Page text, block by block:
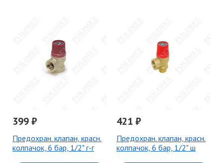
399 ₽
Предохран. клапан, красн.
колпачок, 6 бар, 1/2" г-г
421 ₽
Предохран. клапан, красн.
колпачок, 6 бар, 1/2" ш